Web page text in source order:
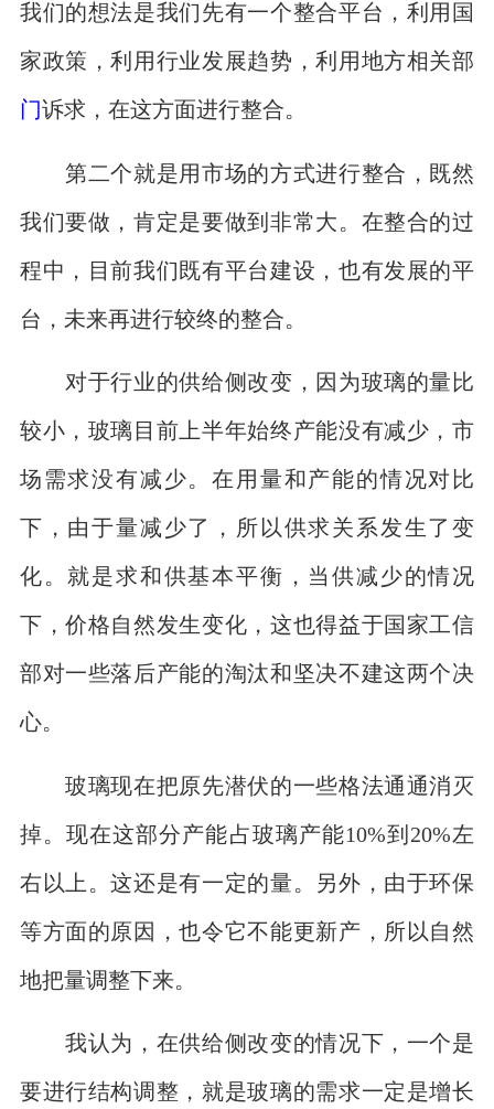
我们的想法是我们先有一个整合平台，利用国
家政策，利用行业发展趋势，利用地方相关部
门诉求，在这方面进行整合。
第二个就是用市场的方式进行整合，既然
我们要做，肯定是要做到非常大。在整合的过
程中，目前我们既有平台建设，也有发展的平
台，未来再进行较终的整合。
对于行业的供给侧改变，因为玻璃的量比
较小，玻璃目前上半年始终产能没有减少，市
场需求没有减少。在用量和产能的情况对比
下，由于量减少了，所以供求关系发生了变
化。就是求和供基本平衡，当供减少的情况
下，价格自然发生变化，这也得益于国家工信
部对一些落后产能的淘汰和坚决不建这两个决
心。
玻璃现在把原先潜伏的一些格法通通消灭
掉。现在这部分产能占玻璃产能10%到20%左
右以上。这还是有一定的量。另外，由于环保
等方面的原因，也令它不能更新产，所以自然
地把量调整下来。
我认为，在供给侧改变的情况下，一个是
要进行结构调整，就是玻璃的需求一定是增长